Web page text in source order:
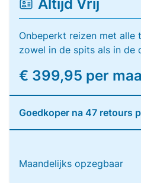
Altijd Vrij
Onbeperkt reizen met alle
zowel in de spits als in de
€ 399,95 per
Goedkoper na 47 retours
Maandelijks opzegbaar